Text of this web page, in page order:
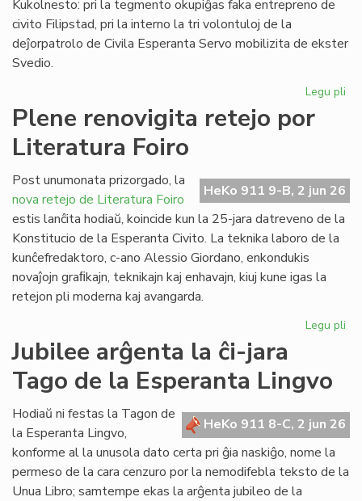
Kukolnesto: pri la tegmento okupiĝas faka entrepreno de
civito Filipstad, pri la interno la tri volontuloj de la
deĵorpatrolo de Civila Esperanta Servo mobilizita de ekster
Svedio.
Legu pli
la
Plene renovigita retejo por
Literatura Foiro
HeKo 911 9-B, 2 jun 26
Post unumonata prizorgado, la
nova retejo de Literatura Foiro
estis lanĉita hodiaŭ, koincide kun la 25-jara datreveno de la
Konstitucio de la Esperanta Civito. La teknika laboro de la
kunĉefredaktoro, c-ano Alessio Giordano, enkondukis
novaĵojn graﬁkajn, teknikajn kaj enhavajn, kiuj kune igas la
retejon pli moderna kaj avangarda.
Legu pli
Jubilee arĝenta la ĉi-jara
Tago de la Esperanta Lingvo
HeKo 911 8-C, 2 jun 26
Hodiaŭ ni festas la Tagon de
la Esperanta Lingvo,
konforme al la unusola dato certa pri ĝia naskiĝo, nome la
permeso de la cara cenzuro por la nemodifebla teksto de la
Unua Libro; samtempe ekas la arĝenta jubileo de la